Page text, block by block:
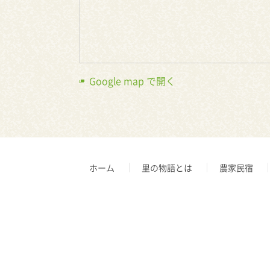
Google map で開く
ホーム 里の物語とは 農家民宿